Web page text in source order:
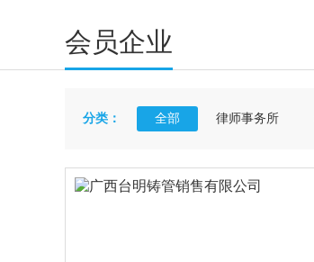
会员企业
分类： 全部 律师事务所